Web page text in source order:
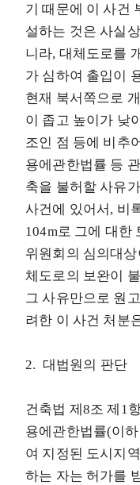
기 때문에 이 사건
설하는 것은 사실
니라, 대체도로를
가 심하여 출입이
현재 북서쪽으로
이 좁고 높이가 낮
조인 점 등에 비추
용에관한법률 등
축을 불허할 사유
사건에 있어서, 비
104m로 그에 대한
위원회의 심의대
체도로의 보완이
그 사유만으로 원
려한 이 사건 처분
2. 대법원의 판단
건축법 제8조 제1
용에관한법률(이
여 지정된 도시지
하는 자는 허가를